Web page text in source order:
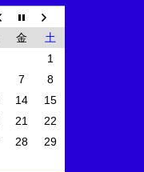
金
土
1
7
8
14
15
21
22
28
29